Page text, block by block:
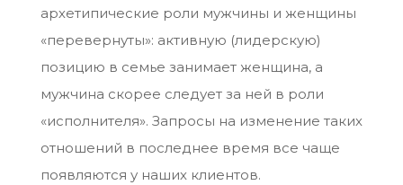
архетипические роли мужчины и женщины
«перевернуты»: активную (лидерскую)
позицию в семье занимает женщина, а
мужчина скорее следует за ней в роли
«исполнителя». Запросы на изменение таких
отношений в последнее время все чаще
появляются у наших клиентов.